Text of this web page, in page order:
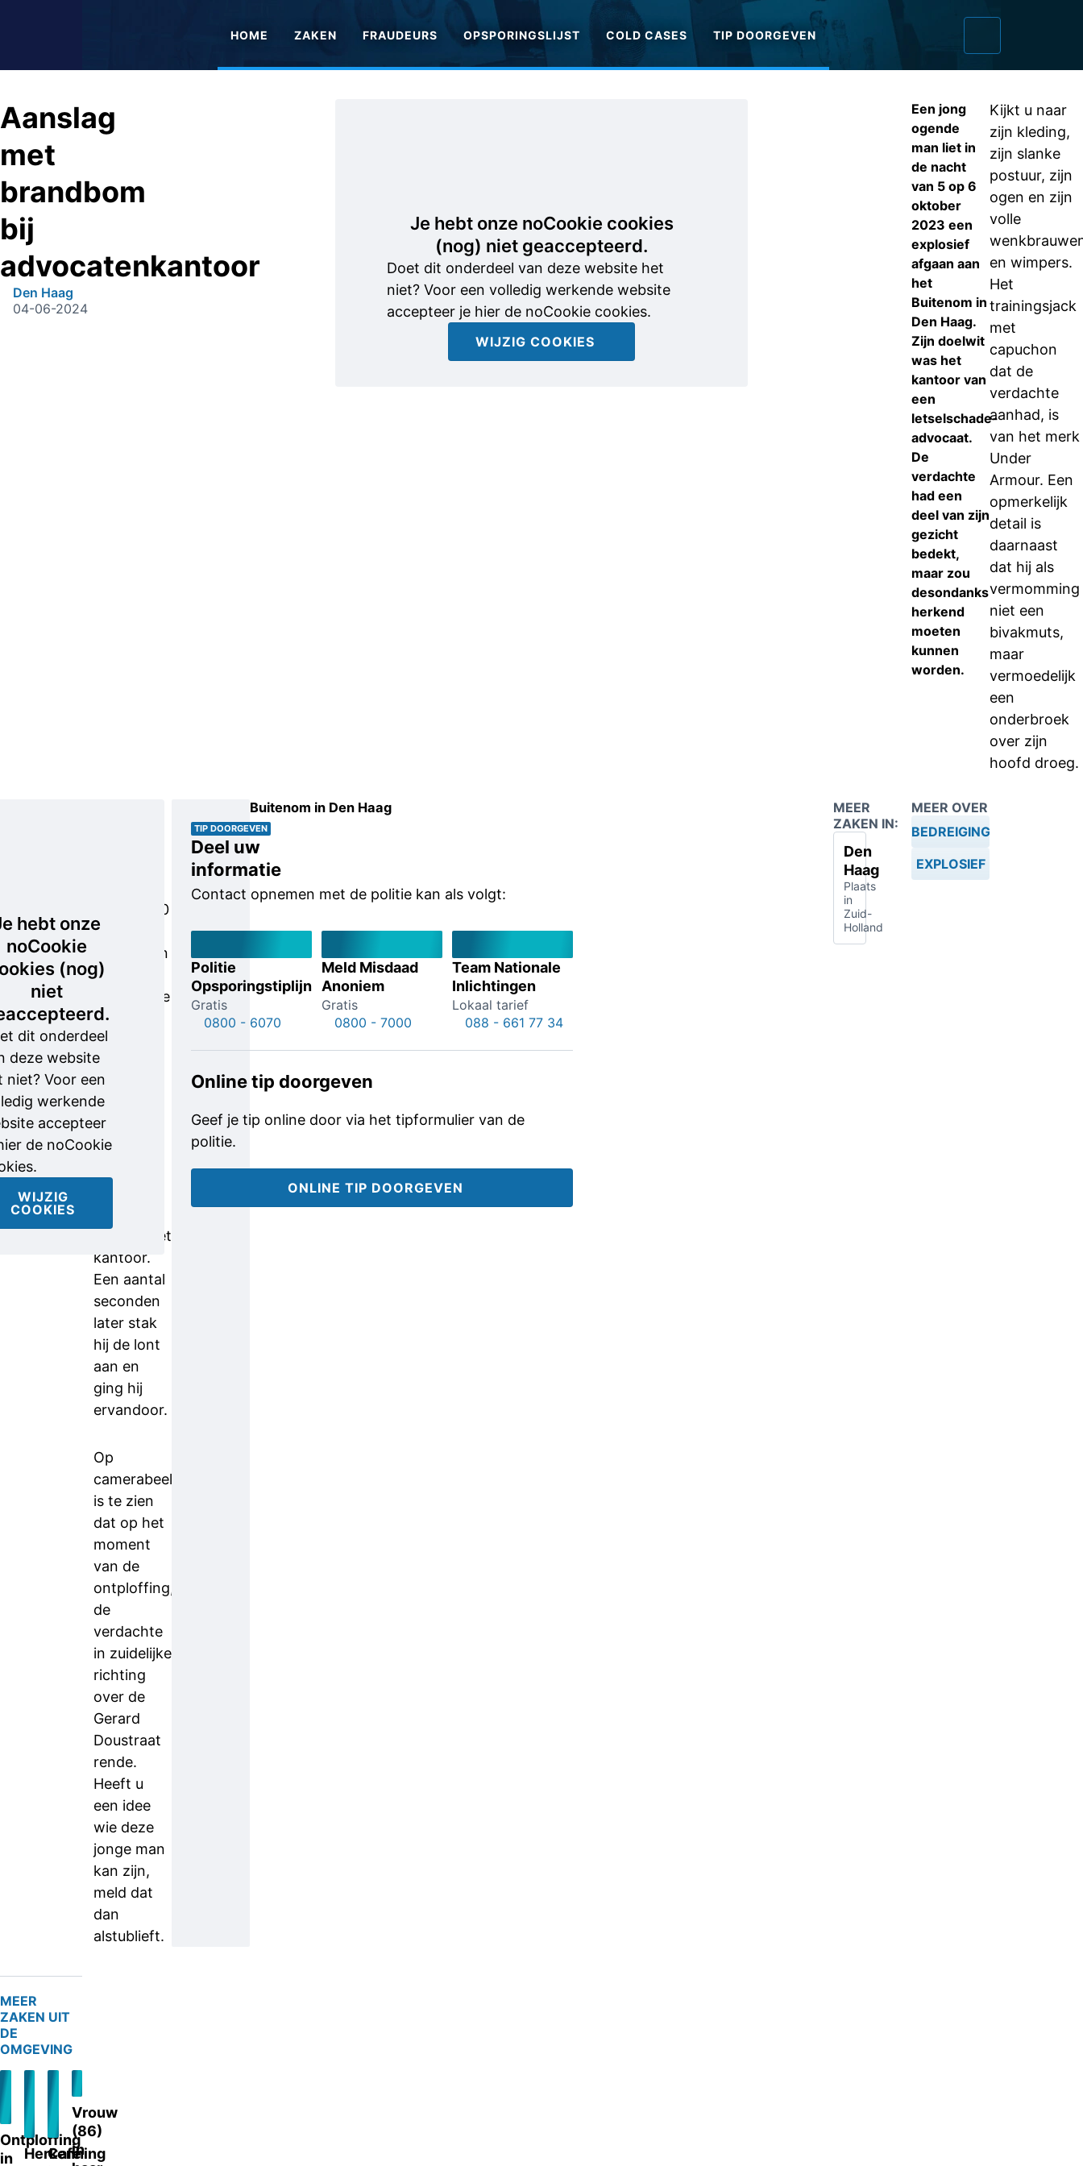
HOME ZAKEN FRAUDEURS OPSPORINGSLIJST COLD CASES TIP DOORGEVEN
Aanslag
met
brandbom
bij
advocatenkantoor
Den Haag
04-06-2024
Je hebt onze noCookie cookies
(nog) niet geaccepteerd.
Doet dit onderdeel van deze website het
niet? Voor een volledig werkende website
accepteer je hier de noCookie cookies.
WIJZIG COOKIES
Een jong
ogende
man liet in
de nacht
van 5 op 6
oktober
2023 een
explosief
afgaan aan
het
Buitenom in
Den Haag.
Zijn doelwit
was het
kantoor van
een
letselschade-
advocaat.
De
verdachte
had een
deel van zijn
gezicht
bedekt,
maar zou
desondanks
herkend
moeten
kunnen
worden.
Kijkt u naar
zijn kleding,
zijn slanke
postuur, zijn
ogen en zijn
volle
en wimpers.
Het
trainingsjack
met
capuchon
dat de
verdachte
aanhad, is
van het merk
Under
Armour. Een
opmerkelijk
detail is
daarnaast
dat hij als
vermomming
niet een
bivakmuts,
maar
vermoedelijk
een
onderbroek
over zijn
hoofd droeg.
hebt onze
noCookie
(nog)
niet
dit onderdeel
deze website
niet? Voor een
werkende
accepteer
de noCookie
WIJZIG
COOKIES
rond 03.30
uur die
nacht toen
de nog
onbekende
man in
beeld
kwam. Hij
plakte een
fles
brandbare
vloeistof
ruit van het
kantoor.
Een aantal
seconden
later stak
hij de lont
aan en
ging hij
ervandoor.
Op
camerabeelden
is te zien
dat op het
moment
van de
ontploffing,
de
verdachte
in zuidelijke
richting
over de
Gerard
Doustraat
rende.
Heeft u
een idee
wie deze
jonge man
kan zijn,
meld dat
dan
alstublieft.
TIP DOORGEVEN
Deel uw
informatie
Contact opnemen met de politie kan als volgt:
Politie
Opsporingstiplijn
Gratis
0800 - 6070
Meld Misdaad
Anoniem
Gratis
0800 - 7000
Team Nationale
Inlichtingen
Lokaal tarief
088 - 661 77 34
Online tip doorgeven
Geef je tip online door via het tipformulier van de
politie.
ONLINE TIP DOORGEVEN
Buitenom in Den Haag
MEER
ZAKEN IN:
Den
Haag
Plaats
in
Zuid-
Holland
MEER OVER
BEDREIGING
EXPLOSIEF
MEER
ZAKEN UIT
DE
OMGEVING
Ontploffing
in
Herkenning
Café
Vrouw
(86)
in